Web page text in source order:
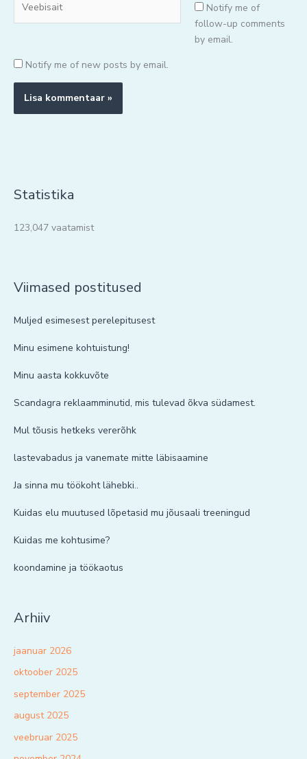
Notify me of
follow-up comments
by email.
Notify me of new posts by email.
Statistika
123,047 vaatamist
Viimased postitused
Muljed esimesest perelepitusest
Minu esimene kohtuistung!
Minu aasta kokkuvõte
Scandagra reklaamminutid, mis tulevad õkva südamest.
Mul tõusis hetkeks vererõhk
lastevabadus ja vanemate mitte läbisaamine
Ja sinna mu töökoht lähebki..
Kuidas elu muutused lõpetasid mu jõusaali treeningud
Kuidas me kohtusime?
koondamine ja töökaotus
Arhiiv
jaanuar 2026
oktoober 2025
september 2025
august 2025
veebruar 2025